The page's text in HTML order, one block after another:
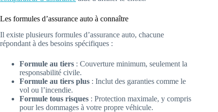
Les formules d’assurance auto à connaître
Il existe plusieurs formules d’assurance auto, chacune
répondant à des besoins spécifiques :
Formule au tiers : Couverture minimum, seulement la
responsabilité civile.
Formule au tiers plus : Inclut des garanties comme le
vol ou l’incendie.
Formule tous risques : Protection maximale, y compris
pour les dommages à votre propre véhicule.